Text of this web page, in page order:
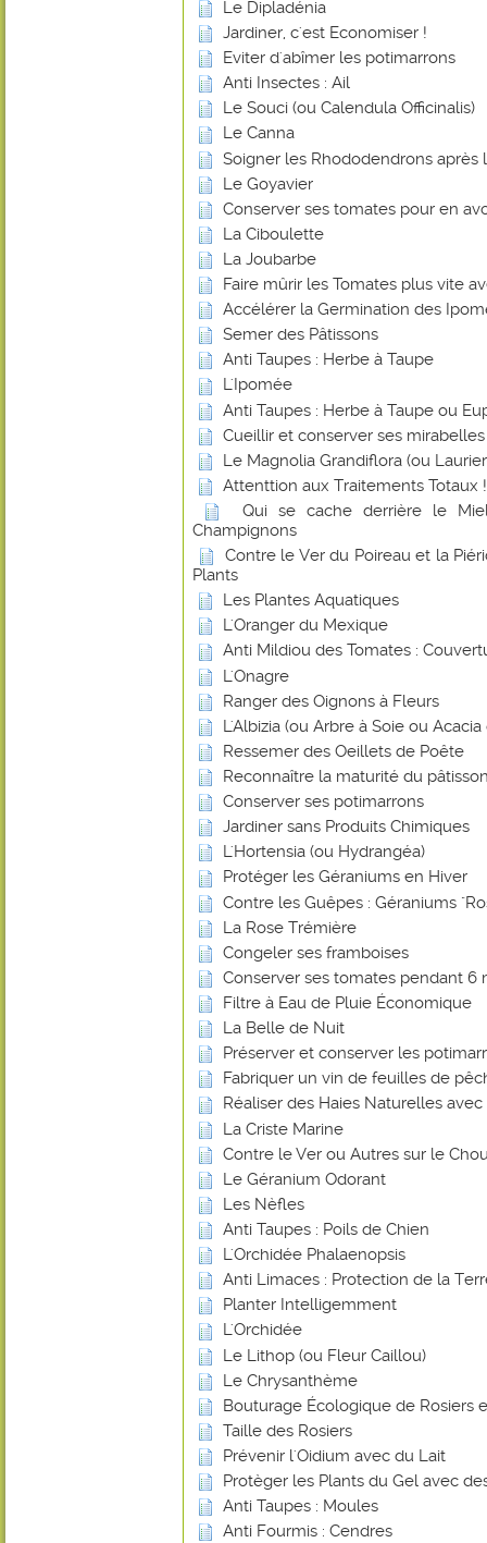
Le Dipladénia
Jardiner, c'est Economiser !
Eviter d'abîmer les potimarrons
Anti Insectes : Ail
Le Souci (ou Calendula Officinalis)
Le Canna
Soigner les Rhododendrons après
Le Goyavier
Conserver ses tomates pour en
La Ciboulette
La Joubarbe
Faire mûrir les Tomates plus vite
Accélérer la Germination des
Semer des Pâtissons
Anti Taupes : Herbe à Taupe
L'Ipomée
Anti Taupes : Herbe à Taupe ou
Cueillir et conserver ses mirabelles
Le Magnolia Grandiflora (ou
Attenttion aux Traitements Totaux !
Qui se cache derrière le
Champignons
Contre le Ver du Poireau et la
Plants
Les Plantes Aquatiques
L'Oranger du Mexique
Anti Mildiou des Tomates :
L'Onagre
Ranger des Oignons à Fleurs
L'Albizia (ou Arbre à Soie ou
Ressemer des Oeillets de Poête
Reconnaître la maturité du
Conserver ses potimarrons
Jardiner sans Produits Chimiques
L'Hortensia (ou Hydrangéa)
Protéger les Géraniums en Hiver
Contre les Guêpes : Géraniums
La Rose Trémière
Congeler ses framboises
Conserver ses tomates pendant 6
Filtre à Eau de Pluie Économique
La Belle de Nuit
Préserver et conserver les
Fabriquer un vin de feuilles de
Réaliser des Haies Naturelles
La Criste Marine
Contre le Ver ou Autres sur le
Le Géranium Odorant
Les Nèfles
Anti Taupes : Poils de Chien
L'Orchidée Phalaenopsis
Anti Limaces : Protection de la
Planter Intelligemment
L'Orchidée
Le Lithop (ou Fleur Caillou)
Le Chrysanthème
Bouturage Écologique de Rosiers
Taille des Rosiers
Prévenir l'Oidium avec du Lait
Protèger les Plants du Gel avec
Anti Taupes : Moules
Anti Fourmis : Cendres